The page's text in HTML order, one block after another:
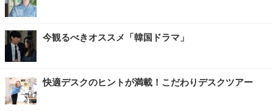
今観るべきオススメ「韓国ドラマ」
快適デスクのヒントが満載！こだわりデスクツアー